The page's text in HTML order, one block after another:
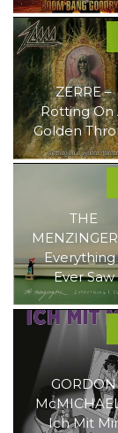
ZERRE –
Rotting On
Golden
THE
Everything
Ever Saw
GORDON
Ich Mit Mir